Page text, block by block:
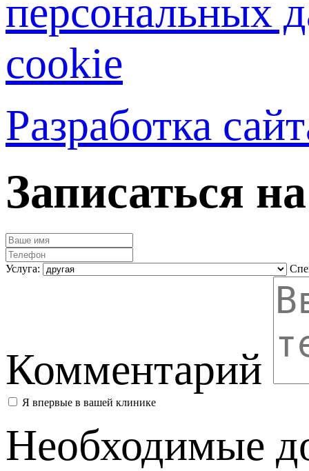
персональных
cookie
Разработка
Записаться
Услуга:
Комментарий
Я впервые в вашей клинике
Необходимые